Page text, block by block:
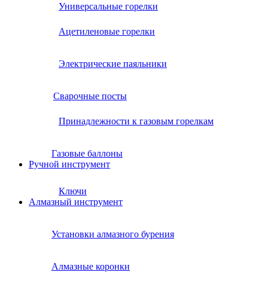
Универсальные горелки
Ацетиленовые горелки
Электрические паяльники
Сварочные посты
Принадлежности к газовым горелкам
Газовые баллоны
Ручной инструмент
Ключи
Алмазный инструмент
Установки алмазного бурения
Алмазные коронки